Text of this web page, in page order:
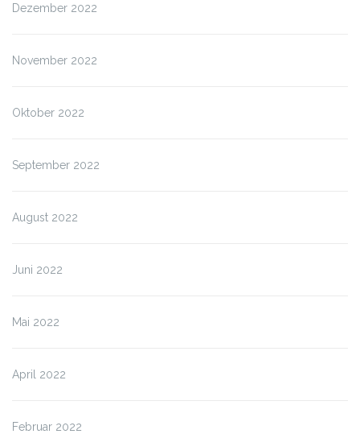
Dezember 2022
November 2022
Oktober 2022
September 2022
August 2022
Juni 2022
Mai 2022
April 2022
Februar 2022